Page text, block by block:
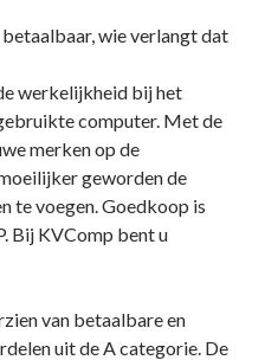
wie verlangt dat
werkelijkheid bij het
computer. Met de
merken op de
geworden de
te voegen. Goedkoop is
Bij KVComp bent u
van betaalbare en
uit de A categorie. De